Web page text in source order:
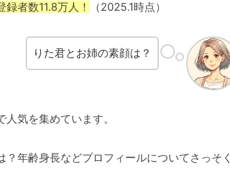
録者数11.8万人！ （2025.1時点）
りた君とお姉の素顔は？
気を集めています。
年齢身長などプロフィールについてさっそく